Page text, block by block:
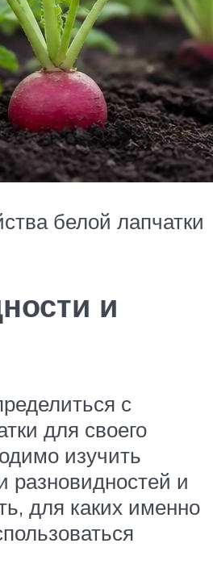
белой лапчатки
и
с
для своего
изучить
разновидностей и
для каких именно